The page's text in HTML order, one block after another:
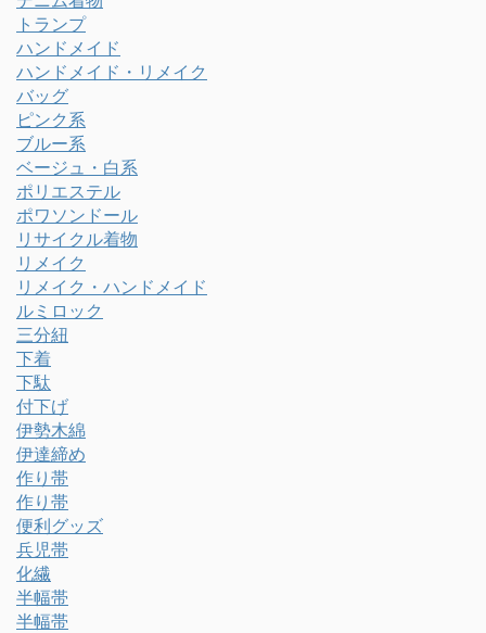
トランプ
ハンドメイド
ハンドメイド・リメイク
バッグ
ピンク系
ブルー系
ベージュ・白系
ポリエステル
ポワソンドール
リサイクル着物
リメイク
リメイク・ハンドメイド
ルミロック
三分紐
下着
下駄
付下げ
伊勢木綿
伊達締め
作り帯
作り帯
便利グッズ
兵児帯
化繊
半幅帯
半幅帯